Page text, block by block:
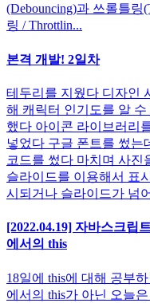
(Debouncing)과 쓰롤틀
링 / Throttlin...
본격 개발! 2일차
테두리를 지웠다 디자인
해 캐릭터 인기도를 알
했다 아이콘 라이브러리
넣었다 구글 폰트를 썼는
코드를 썼다 마치며 사진
슬라이드를 이용해서 표
시되거나 슬라이드가 넘
[2022.04.19] 자바스크립
에서의 this
18일에 this에 대해 공부
에서의 this가 아닌 오늘